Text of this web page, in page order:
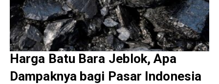
Harga Batu Bara Jeblok, Apa
Dampaknya bagi Pasar Indonesia